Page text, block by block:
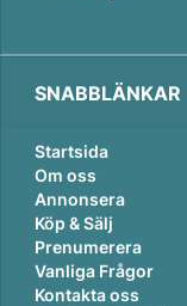
SNABBLÄNKAR
Startsida
Om oss
Annonsera
Köp & Sälj
Prenumerera
Vanliga Frågor
Kontakta oss